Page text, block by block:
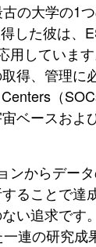
の大学の1
した彼は、
用していま
得、管理に
（
ベースおよ
ンからデー
ることで達
い追求です
連の研究成